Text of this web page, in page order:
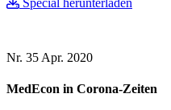
Special herunterladen
Nr. 35 Apr. 2020
MedEcon in Corona-Zeiten